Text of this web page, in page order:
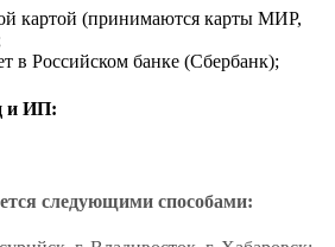
картой (принимаются карты МИР,
в Российском банке (Сбербанк);
и ИП:
следующими способами: